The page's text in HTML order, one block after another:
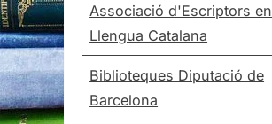
Associació d'Escriptors en
Llengua Catalana
Biblioteques Diputació de
Barcelona